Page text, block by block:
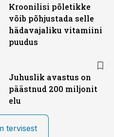
Kroonilisi põletikke
võib põhjustada selle
hädavajaliku vitamiini
puudus
Juhuslik avastus on
päästnud 200 miljonit
elu
tervisest